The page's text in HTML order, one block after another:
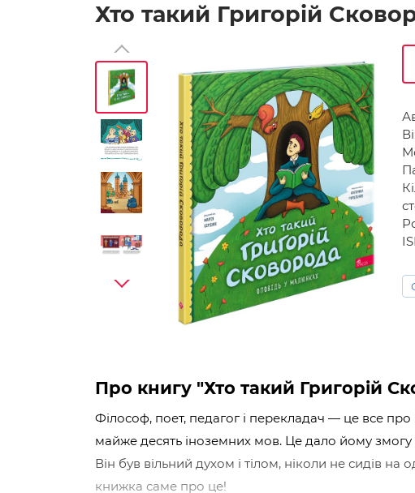
Хто такий Григорій
Про книгу "Хто такий Григорій
Філософ, поет, педагог і перекладач — це все
майже десять іноземних мов. Це дало йому змогу
Він був вільний духом і тілом, ніколи не сидів на
книжка саме про це!